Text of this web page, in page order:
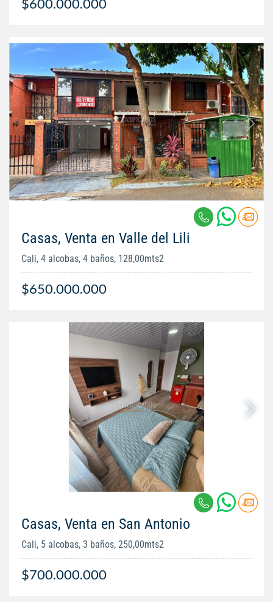
Casas, Venta en Valle del Lili
Cali, 4 alcobas, 4 baños, 128,00mts2
$650.000.000
Casas, Venta en San Antonio
Cali, 5 alcobas, 3 baños, 250,00mts2
$700.000.000